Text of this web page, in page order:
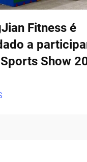
Fitness é
a
Show